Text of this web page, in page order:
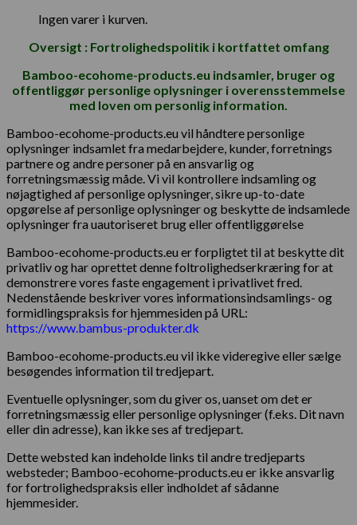
Ingen varer i kurven.
Oversigt : Fortrolighedspolitik i kortfattet omfang
Bamboo-ecohome-products.eu indsamler, bruger og
offentliggør personlige oplysninger i overensstemmelse
med loven om personlig information.
Bamboo-ecohome-products.eu vil håndtere personlige
oplysninger indsamlet fra medarbejdere, kunder, forretnings
partnere og andre personer på en ansvarlig og
forretningsmæssig måde. Vi vil kontrollere indsamling og
nøjagtighed af personlige oplysninger, sikre up-to-date
opgørelse af personlige oplysninger og beskytte de indsamlede
oplysninger fra uautoriseret brug eller offentliggørelse
Bamboo-ecohome-products.eu er forpligtet til at beskytte dit
privatliv og har oprettet denne foltrolighedserkræring for at
demonstrere vores faste engagement i privatlivet fred.
Nedenstående beskriver vores informationsindsamlings- og
formidlingspraksis for hjemmesiden på URL:
https://www.bambus-produkter.dk
Bamboo-ecohome-products.eu vil ikke videregive eller sælge
besøgendes information til tredjepart.
Eventuelle oplysninger, som du giver os, uanset om det er
forretningsmæssig eller personlige oplysninger (f.eks. Dit navn
eller din adresse), kan ikke ses af tredjepart.
Dette websted kan indeholde links til andre tredjeparts
websteder; Bamboo-ecohome-products.eu er ikke ansvarlig
for fortrolighedspraksis eller indholdet af sådanne
hjemmesider.